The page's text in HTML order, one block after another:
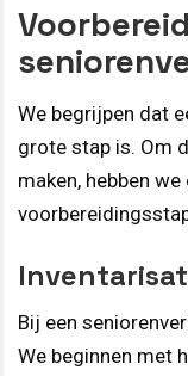
We begrijpen dat
grote stap is. Om
maken, hebben
Bij een
We beginnen met